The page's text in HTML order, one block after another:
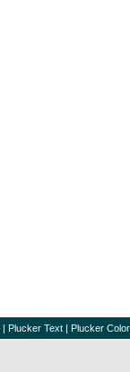
| Plucker Text | Plucker Color